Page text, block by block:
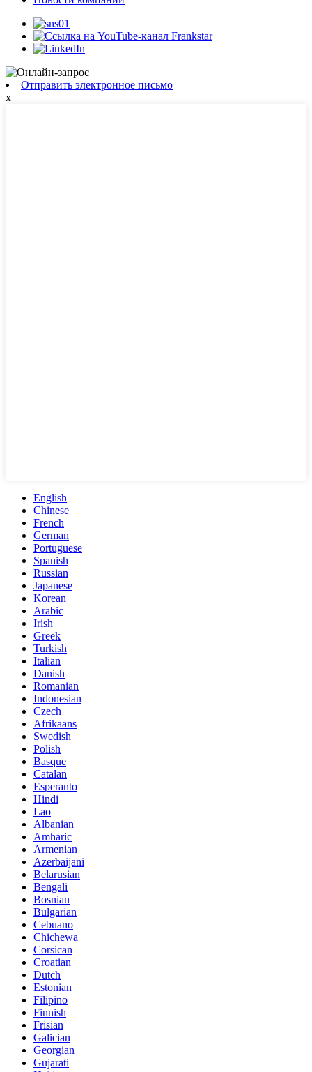
Отправить электронное письмо
x
English
Chinese
French
German
Portuguese
Spanish
Russian
Japanese
Korean
Arabic
Irish
Greek
Turkish
Italian
Danish
Romanian
Indonesian
Czech
Afrikaans
Swedish
Polish
Basque
Catalan
Esperanto
Hindi
Lao
Albanian
Amharic
Armenian
Azerbaijani
Belarusian
Bengali
Bosnian
Bulgarian
Cebuano
Chichewa
Corsican
Croatian
Dutch
Estonian
Filipino
Finnish
Frisian
Galician
Georgian
Gujarati